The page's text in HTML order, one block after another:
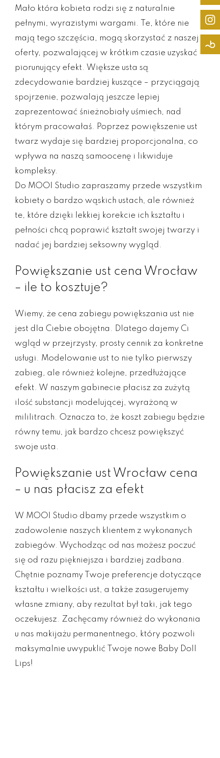
Mało która kobieta rodzi się z naturalnie
pełnymi, wyrazistymi wargami. Te, które nie
mają tego szczęścia, mogą skorzystać z naszej
oferty, pozwalającej w krótkim czasie uzyskać
piorunujący efekt. Większe usta są
zdecydowanie bardziej kuszące – przyciągają
spojrzenie, pozwalają jeszcze lepiej
zaprezentować śnieżnobiały uśmiech, nad
którym pracowałaś. Poprzez powiększenie ust
twarz wydaje się bardziej proporcjonalna, co
wpływa na naszą samoocenę i likwiduje
kompleksy.
Do MOOI Studio zapraszamy przede wszystkim
kobiety o bardzo wąskich ustach, ale również
te, które dzięki lekkiej korekcie ich kształtu i
pełności chcą poprawić kształt swojej twarzy i
nadać jej bardziej seksowny wygląd.
Powiększanie ust cena Wrocław
– ile to kosztuje?
Wiemy, że cena zabiegu powiększania ust nie
jest dla Ciebie obojętna. Dlatego dajemy Ci
wgląd w przejrzysty, prosty cennik za konkretne
usługi. Modelowanie ust to nie tylko pierwszy
zabieg, ale również kolejne, przedłużające
efekt. W naszym gabinecie płacisz za zużytą
ilość substancji modelującej, wyrażoną w
mililitrach. Oznacza to, że koszt zabiegu będzie
równy temu, jak bardzo chcesz powiększyć
swoje usta.
Powiększanie ust Wrocław cena
– u nas płacisz za efekt
W MOOI Studio dbamy przede wszystkim o
zadowolenie naszych klientem z wykonanych
zabiegów. Wychodząc od nas możesz poczuć
się od razu piękniejsza i bardziej zadbana.
Chętnie poznamy Twoje preferencje dotyczące
kształtu i wielkości ust, a także zasugerujemy
własne zmiany, aby rezultat był taki, jak tego
oczekujesz. Zachęcamy również do wykonania
u nas makijażu permanentnego, który pozwoli
maksymalnie uwypuklić Twoje nowe Baby Doll
Lips!